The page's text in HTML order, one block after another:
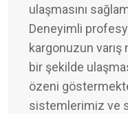
ulaşmasını
Deneyimli
kargonuzun varış
bir şekilde
özeni
sistemlerimiz ve